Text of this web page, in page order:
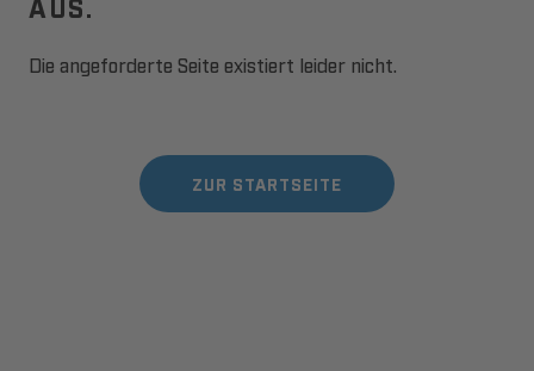
Die angeforderte Seite existiert leider nicht.
ZUR STARTSEITE